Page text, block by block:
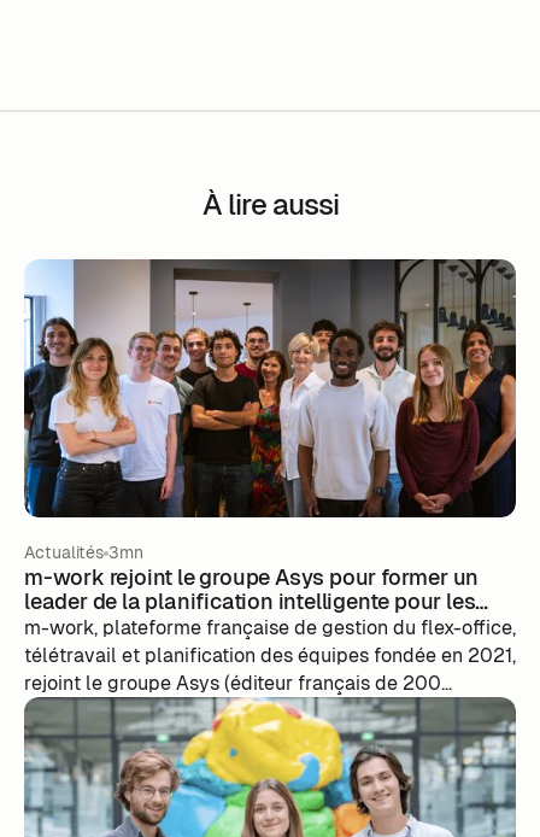
À lire aussi
Actualités 3mn
m-work rejoint le groupe Asys pour former un
leader de la planification intelligente pour les
entreprises
m-work, plateforme française de gestion du flex-office,
télétravail et planification des équipes fondée en 2021,
rejoint le groupe Asys (éditeur français de 200
collaborateurs entre Lyon et Nantes, 1,5 million
d'utilisateurs) pour construire une plateforme de
planification des ressources intelligente alimentée par
l'IA, tout en conservant son équipe, ses cofondateurs
aux commandes et sa culture.